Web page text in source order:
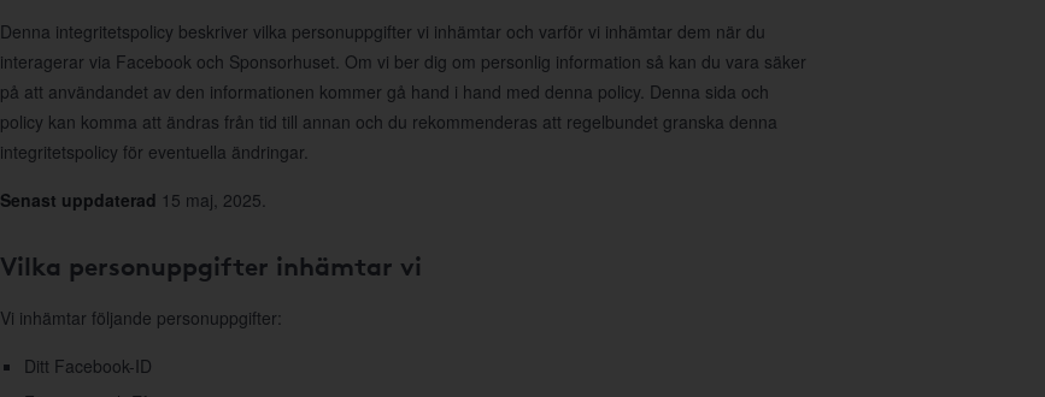
Denna integritetspolicy beskriver vilka personuppgifter vi inhämtar och varför vi inhämtar dem när du
interagerar via Facebook och Sponsorhuset. Om vi ber dig om personlig information så kan du vara säker
på att användandet av den informationen kommer gå hand i hand med denna policy. Denna sida och
policy kan komma att ändras från tid till annan och du rekommenderas att regelbundet granska denna
integritetspolicy för eventuella ändringar.
Senast uppdaterad 15 maj, 2025.
Vilka personuppgifter inhämtar vi
Vi inhämtar följande personuppgifter:
Ditt Facebook-ID